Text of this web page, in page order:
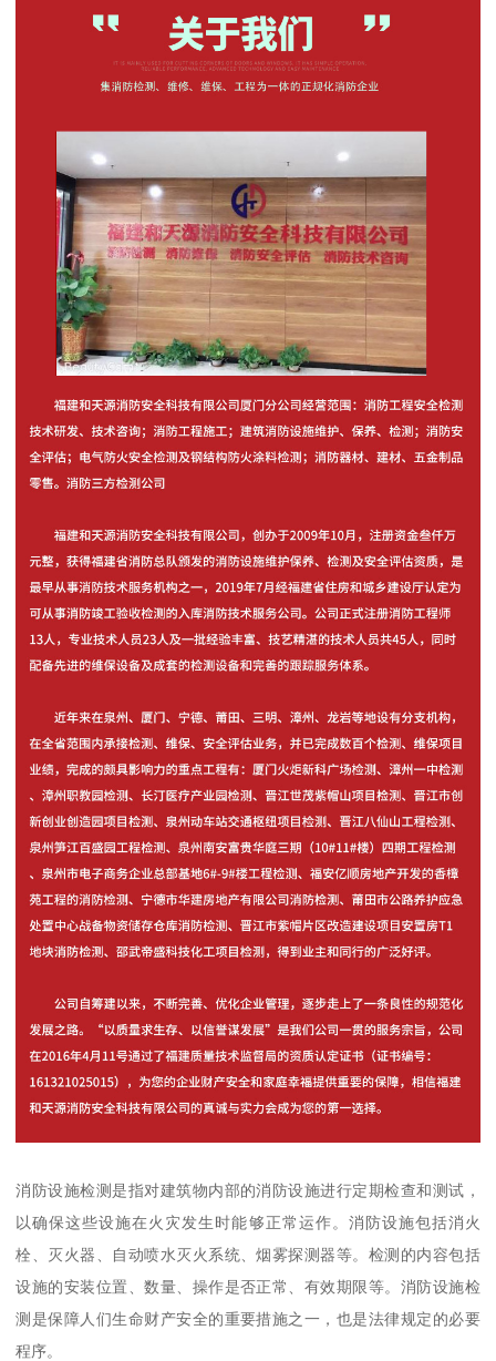
消防设施检测是指对建筑物内部的消防设施进行定期检查和测试，
以确保这些设施在火灾发生时能够正常运作。消防设施包括消火
栓、灭火器、自动喷水灭火系统、烟雾探测器等。检测的内容包括
设施的安装位置、数量、操作是否正常、有效期限等。消防设施检
测是保障人们生命财产安全的重要措施之一，也是法律规定的必要
程序。